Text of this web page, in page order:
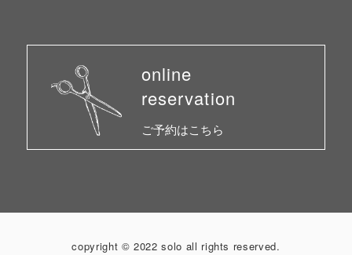
online
reservation
ご予約はこちら
copyright © 2022 solo all rights reserved.